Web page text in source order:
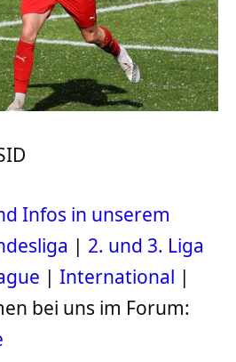
Infos in unserem
| 2. und 3. Liga
| International |
bei uns im Forum: